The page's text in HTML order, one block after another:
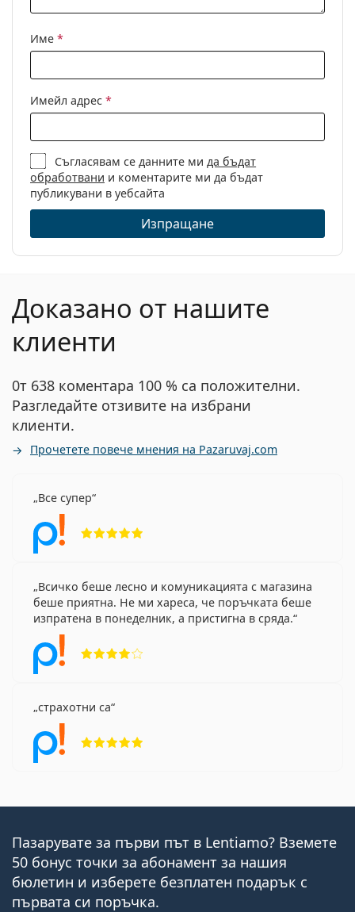
Име *
Имейл адрес *
Съгласявам се данните ми да бъдат
обработвани и коментарите ми да бъдат
публикувани в уебсайта
Изпращане
Доказано от нашите
клиенти
0т 638 коментара 100 % са положителни.
Разгледайте отзивите на избрани
клиенти.
Прочетете повече мнения на Pazaruvaj.com
Все супер
Всичко беше лесно и комуникацията с магазина
беше приятна. Не ми хареса, че поръчката беше
изпратена в понеделник, а пристигна в сряда.
страхотни са
Пазарувате за първи път в Lentiamo? Вземете
50 бонус точки за абонамент за нашия
бюлетин и изберете безплатен подарък с
първата си поръчка.